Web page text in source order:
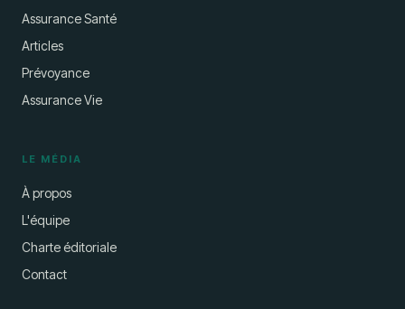
Assurance Santé
Articles
Prévoyance
Assurance Vie
LE MÉDIA
À propos
L'équipe
Charte éditoriale
Contact